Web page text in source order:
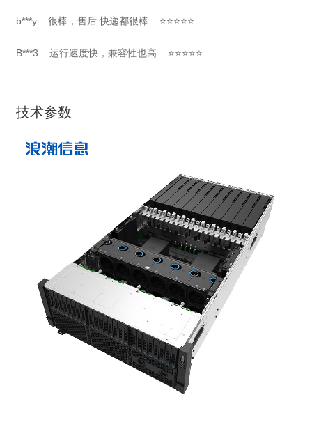
b***y 很棒，售后 快递都很棒 ⭐⭐⭐⭐⭐
B***3 运行速度快，兼容性也高 ⭐⭐⭐⭐⭐
技术参数